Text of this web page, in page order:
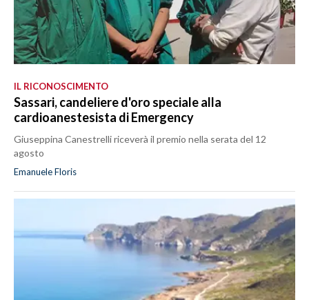
IL RICONOSCIMENTO
Sassari, candeliere d'oro speciale alla
cardioanestesista di Emergency
Giuseppina Canestrelli riceverà il premio nella serata del 12
agosto
Emanuele Floris